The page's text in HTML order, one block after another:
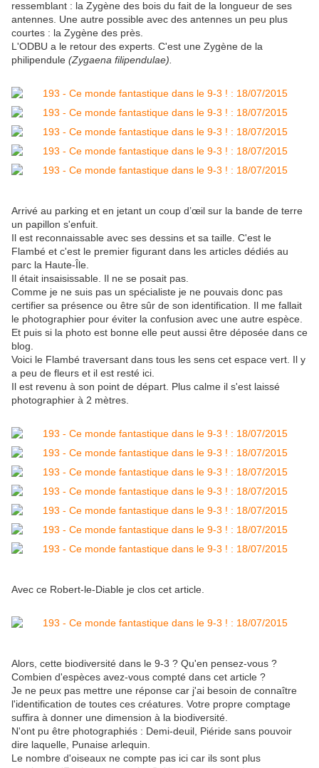
ressemblant : la Zygène des bois du fait de la longueur de ses
antennes. Une autre possible avec des antennes un peu plus
courtes : la Zygène des près.
L'ODBU a le retour des experts. C'est une Zygène de la
philipendule (Zygaena filipendulae).
Arrivé au parking et en jetant un coup d’œil sur la bande de terre
un papillon s'enfuit.
Il est reconnaissable avec ses dessins et sa taille. C'est le
Flambé et c'est le premier figurant dans les articles dédiés au
parc la Haute-Île.
Il était insaisissable. Il ne se posait pas.
Comme je ne suis pas un spécialiste je ne pouvais donc pas
certifier sa présence ou être sûr de son identification. Il me fallait
le photographier pour éviter la confusion avec une autre espèce.
Et puis si la photo est bonne elle peut aussi être déposée dans ce
blog.
Voici le Flambé traversant dans tous les sens cet espace vert. Il y
a peu de fleurs et il est resté ici.
Il est revenu à son point de départ. Plus calme il s'est laissé
photographier à 2 mètres.
Avec ce Robert-le-Diable je clos cet article.
Alors, cette biodiversité dans le 9-3 ? Qu'en pensez-vous ?
Combien d'espèces avez-vous compté dans cet article ?
Je ne peux pas mettre une réponse car j'ai besoin de connaître
l'identification de toutes ces créatures. Votre propre comptage
suffira à donner une dimension à la biodiversité.
N'ont pu être photographiés : Demi-deuil, Piéride sans pouvoir
dire laquelle, Punaise arlequin.
Le nombre d'oiseaux ne compte pas ici car ils sont plus